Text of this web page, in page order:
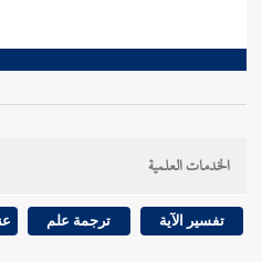
الخدمات العلمية
تفسير الآية ترجمة علم